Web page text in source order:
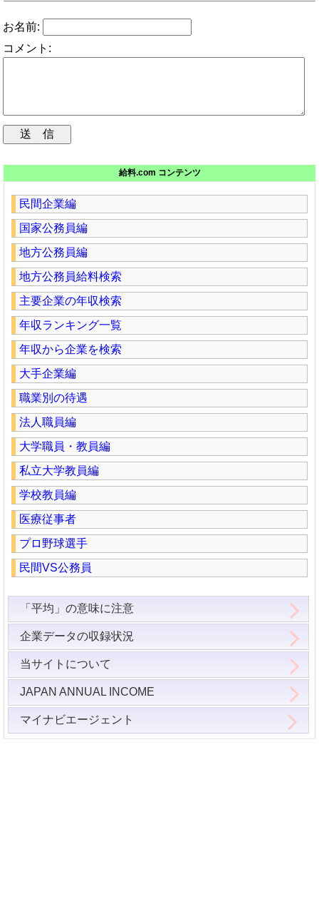
お名前:
コメント:
給料.com コンテンツ
民間企業編
国家公務員編
地方公務員編
地方公務員給料検索
主要企業の年収検索
年収ランキング一覧
年収から企業を検索
大手企業編
職業別の待遇
法人職員編
大学職員・教員編
私立大学教員編
学校教員編
医療従事者
プロ野球選手
民間VS公務員
「平均」の意味に注意
企業データの収録状況
当サイトについて
JAPAN ANNUAL INCOME
マイナビエージェント